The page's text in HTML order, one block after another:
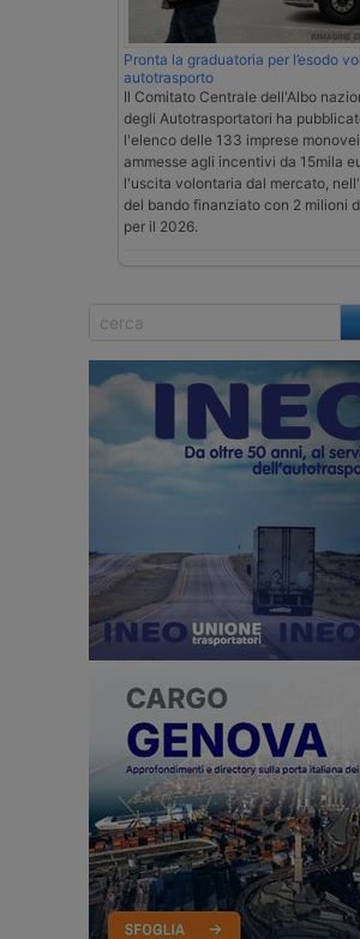
Pronta la graduatoria per l’esodo
autotrasporto
Il Comitato Centrale dell'Albo
degli Autotrasportatori ha
l'elenco delle 133 imprese
ammesse agli incentivi da 15mila
l'uscita volontaria dal mercato,
del bando finanziato con 2 milioni
per il 2026.